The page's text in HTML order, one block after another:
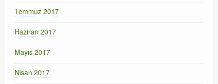
Temmuz 2017
Haziran 2017
Mayıs 2017
Nisan 2017